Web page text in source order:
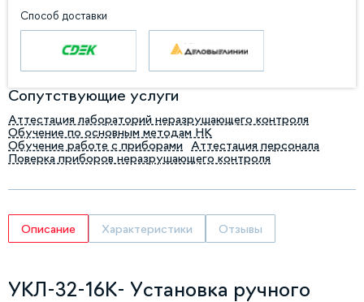
Способ доставки
Сопутствующие услуги
Аттестация лабораторий неразрушающего контроля
Обучение по основным методам НК
Обучение работе с приборами
Аттестация персонала
Поверка приборов неразрушающего контроля
Описание Характеристики Отзывы
УКЛ-32-16К- Установка ручного